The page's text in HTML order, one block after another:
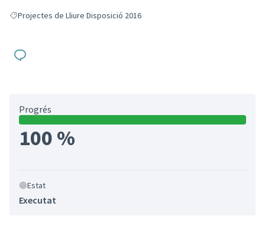
Resultats en filtrar per: Projectes de Lliure Disposició 2016
Projectes de Lliure Disposició 2016
Progrés
100 %
Estat
Executat